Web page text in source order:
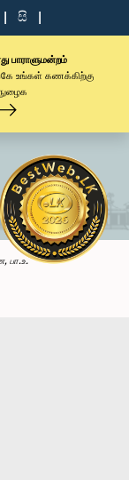
| සි |
பாராளுமன்றம்
உங்கள் கணக்கிற்கு
பா.உ.